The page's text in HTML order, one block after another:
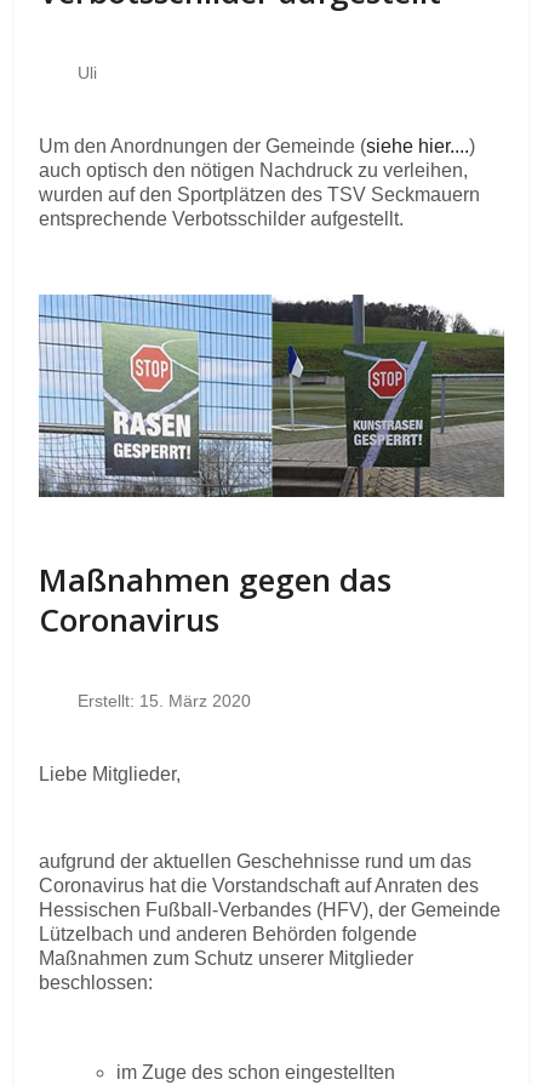
Uli
Um den Anordnungen der Gemeinde (siehe hier....)
auch optisch den nötigen Nachdruck zu verleihen,
wurden auf den Sportplätzen des TSV Seckmauern
entsprechende Verbotsschilder aufgestellt.
Maßnahmen gegen das
Coronavirus
Erstellt: 15. März 2020
Liebe Mitglieder,
aufgrund der aktuellen Geschehnisse rund um das
Coronavirus hat die Vorstandschaft auf Anraten des
Hessischen Fußball-Verbandes (HFV), der Gemeinde
Lützelbach und anderen Behörden folgende
Maßnahmen zum Schutz unserer Mitglieder
beschlossen:
im Zuge des schon eingestellten